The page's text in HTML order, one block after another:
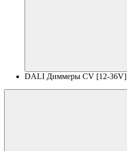
DALI Диммеры CV [12-36V]